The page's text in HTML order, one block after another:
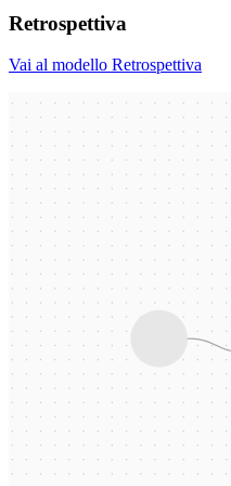
Retrospettiva
Vai al modello Retrospettiva